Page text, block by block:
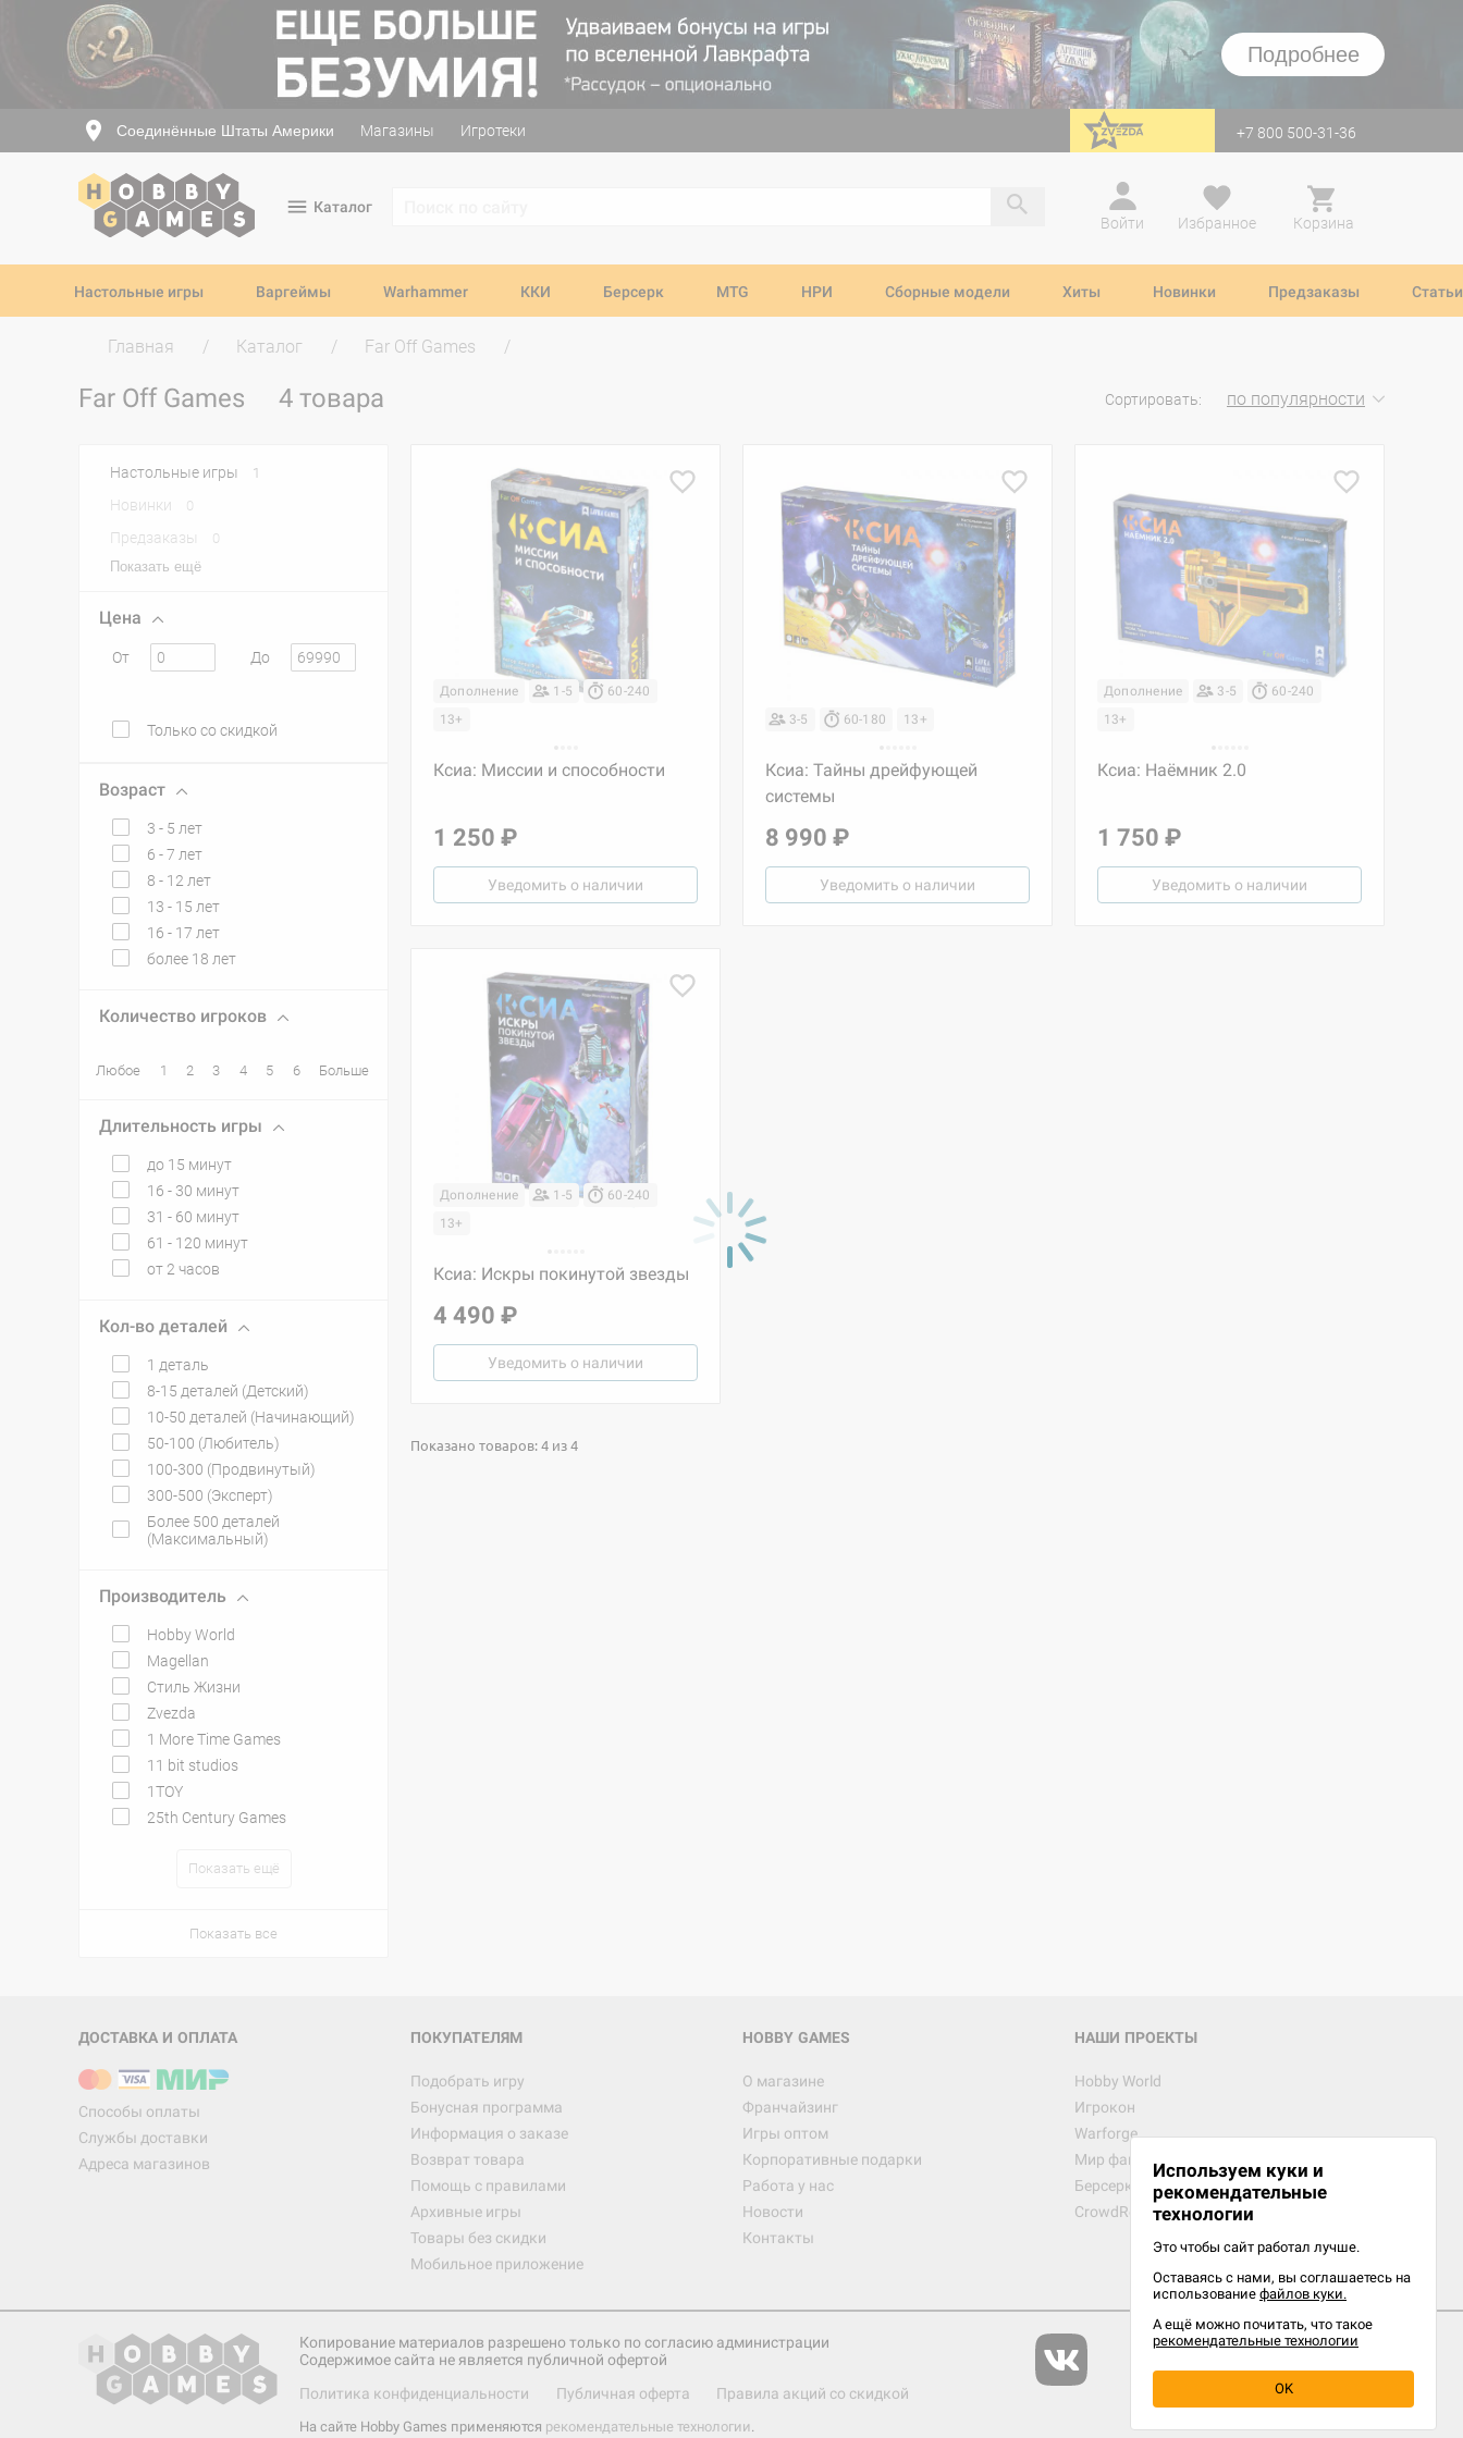
Подробнее
Соединённые Штаты Америки Магазины Игротеки перейти на Zvezda +7 800 500-31-36
Каталог
Войти
Избранное Корзина
Настольные игры Варгеймы Warhammer ККИ Берсерк MTG НРИ Сборные модели Хиты Новинки Предзаказы Статьи
Главная Каталог Far Off Games
Far Off Games 4 товара Сортировать: по популярности
Настольные игры 1
Новинки 0
Предзаказы
0
Показать ещё
Цена
От До
Только со скидкой
Возраст
3 - 5 лет
6 - 7 лет
8 - 12 лет
13 - 15 лет
16 - 17 лет
более 18 лет
Количество игроков
Любое 1 2 3 4 5 6 Больше
Длительность игры
до 15 минут
16 - 30 минут
31 - 60 минут
61 - 120 минут
от 2 часов
Кол-во деталей
1 деталь
8-15 деталей (Детский)
10-50 деталей (Начинающий)
50-100 (Любитель)
100-300 (Продвинутый)
300-500 (Эксперт)
Более 500 деталей
(Максимальный)
Производитель
Hobby World
Magellan
Стиль Жизни
Zvezda
1 More Time Games
11 bit studios
1TOY
25th Century Games
Показать ещё
Показать все
Дополнение 1-5
60-240
13+
Ксиа: Миссии и способности
1 250 ₽
Уведомить о наличии
3-5 60-180 13+
Ксиа: Тайны дрейфующей
системы
8 990 ₽
Уведомить о наличии
Дополнение 3-5
60-240
13+
Ксиа: Наёмник 2.0
1 750 ₽
Уведомить о наличии
Дополнение 1-5
60-240
13+
Ксиа: Искры покинутой звезды
4 490 ₽
Уведомить о наличии
Показано товаров: 4 из 4
ДОСТАВКА И ОПЛАТА
Способы оплаты
Службы доставки
Адреса магазинов
ПОКУПАТЕЛЯМ
Подобрать игру
Бонусная программа
Информация о заказе
Возврат товара
Помощь с правилами
Архивные игры
Товары без скидки
Мобильное приложение
HOBBY GAMES
О магазине
Франчайзинг
Игры оптом
Корпоративные подарки
Работа у нас
Новости
Контакты
НАШИ ПРОЕКТЫ
Hobby World
Игрокон
Warforge
Мир фантастики
Берсерк
CrowdRepublic
Копирование материалов разрешено только по согласию администрации
Содержимое сайта не является публичной офертой
Политика конфиденциальности
Публичная оферта Правила акций со скидкой
На сайте Hobby Games применяются рекомендательные технологии.
Используем куки и
рекомендательные
технологии
Это чтобы сайт работал лучше.
Оставаясь с нами, вы соглашаетесь на
использование файлов куки.
А ещё можно почитать, что такое
рекомендательные технологии
OK